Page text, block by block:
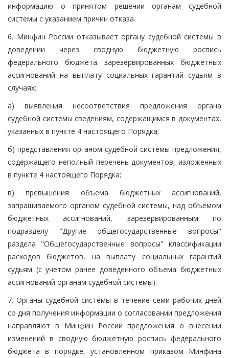
информацию о принятом решении органам судебной
системы с указанием причин отказа.
6. Минфин России отказывает органу судебной системы в
доведении через сводную бюджетную роспись
федерального бюджета зарезервированных бюджетных
ассигнований на выплату социальных гарантий судьям в
случаях:
а) выявления несоответствия предложения органа
судебной системы сведениям, содержащимся в документах,
указанных в пункте 4 настоящего Порядка;
б) представления органом судебной системы предложения,
содержащего неполный перечень документов, изложенных
в пункте 4 настоящего Порядка;
в) превышения объема бюджетных ассигнований,
запрашиваемого органом судебной системы, над объемом
бюджетных ассигнований, зарезервированным по
подразделу "Другие общегосударственные вопросы"
раздела "Общегосударственные вопросы" классификации
расходов бюджетов, на выплату социальных гарантий
судьям (с учетом ранее доведенного объема бюджетных
ассигнований органам судебной системы).
7. Органы судебной системы в течение семи рабочих дней
со дня получения информации о согласовании предложения
направляют в Минфин России предложения о внесении
изменений в сводную бюджетную роспись федерального
бюджета в порядке, установленном приказом Минфина